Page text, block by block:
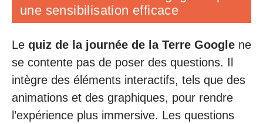
une sensibilisation efficace
Le quiz de la journée de la Terre Google ne
se contente pas de poser des questions. Il
intègre des éléments interactifs, tels que des
animations et des graphiques, pour rendre
l’expérience plus immersive. Les questions